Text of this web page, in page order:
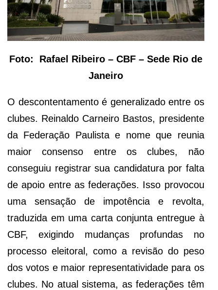
Foto: Rafael Ribeiro – CBF – Sede Rio de
Janeiro
O descontentamento é generalizado entre os
clubes. Reinaldo Carneiro Bastos, presidente
da Federação Paulista e nome que reunia
maior consenso entre os clubes, não
conseguiu registrar sua candidatura por falta
de apoio entre as federações. Isso provocou
uma sensação de impotência e revolta,
traduzida em uma carta conjunta entregue à
CBF, exigindo mudanças profundas no
processo eleitoral, como a revisão do peso
dos votos e maior representatividade para os
clubes. No atual sistema, as federações têm